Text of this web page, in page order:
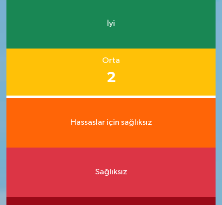
İyi
Orta
2
Hassaslar için sağlıksız
Sağlıksız